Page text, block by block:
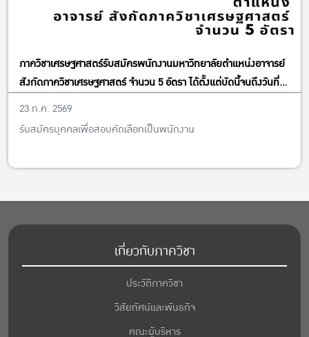
ภาควิชาเศรษฐศาสตร์รับสมัครพนักงานมหาวิทยาลัยตำแหน่งอาจารย์
สังกัดภาควิชาเศรษฐศาสตร์ จำนวน 5 อัตรา ได้ตั้งแต่บัดนี้จนถึงวันที่
13 พฤศจิกายน พ.ศ. 2569
23 ก.ค. 2569
รับสมัครบุคคลเพื่อสอบคัดเลือกเป็นพนักงาน
เกี่ยวกับภาควิชา
ประวัติภาควิชา
วิสัยทัศน์และพันธกิจ
คณะผู้บริหาร